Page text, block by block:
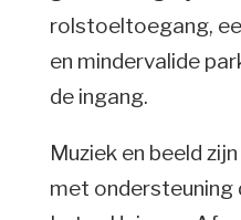
rolstoeltoegang,
en mindervalide
de ingang.
Muziek en beeld
met ondersteuning